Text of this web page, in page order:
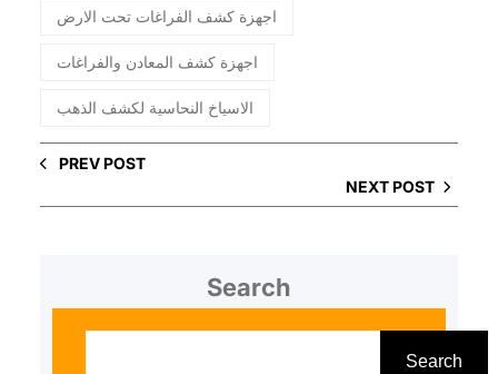
اجهزة كشف الفراغات تحت الارض
اجهزة كشف المعادن والفراغات
الاسياخ النحاسية لكشف الذهب
PREV POST
NEXT POST
Search
Search